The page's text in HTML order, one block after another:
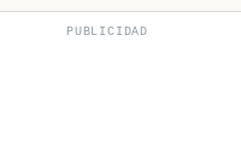
PUBLICIDAD